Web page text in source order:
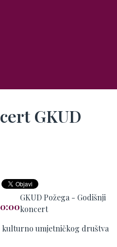
GKUD
GKUD Požega - Godišnji
koncert
umjetničkog društva